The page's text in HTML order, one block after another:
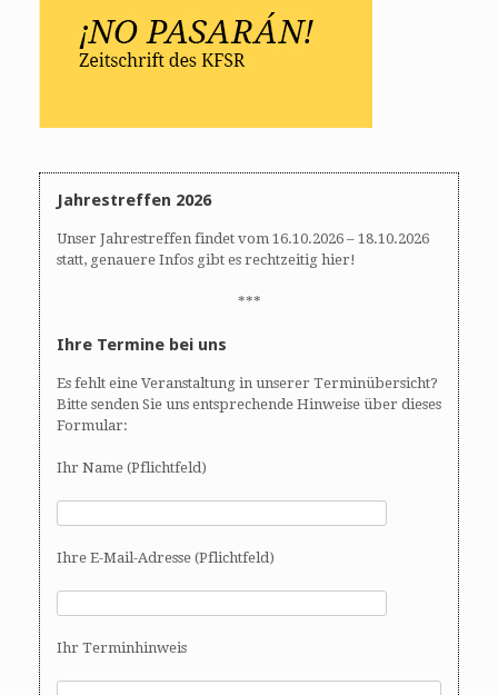
Jahrestreffen 2026
Unser Jahrestreffen findet vom 16.10.2026 – 18.10.2026
statt, genauere Infos gibt es rechtzeitig hier!
***
Ihre Termine bei uns
Es fehlt eine Veranstaltung in unserer Terminübersicht?
Bitte senden Sie uns entsprechende Hinweise über dieses
Formular:
Ihr Name (Pflichtfeld)
Ihre E-Mail-Adresse (Pflichtfeld)
Ihr Terminhinweis